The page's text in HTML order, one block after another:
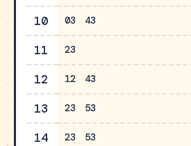
10 03 43
11 23
12 12 43
13 23 53
14 23 53